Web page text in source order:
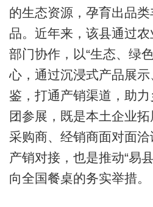
的生态资源，孕育出品
品。近年来，该县通过
部门协作，以“生态、绿
心，通过沉浸式产品展
鉴，打通产销渠道，助
团参展，既是本土企业
采购商、经销商面对面
产销对接，也是推动“易
向全国餐桌的务实举措